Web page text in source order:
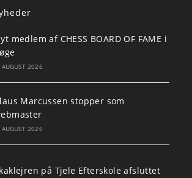
medlem af CHESS BOARD OF FAME i
AUGUST 2026
Marcussen stopper som
2026
på Tjele Efterskole afsluttet